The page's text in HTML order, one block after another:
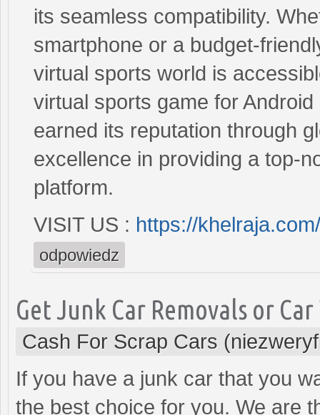
its seamless compatibility.
smartphone or a budget-
virtual sports world is
virtual sports game for
earned its reputation through
excellence in providing a top-
platform.
VISIT US : https://
odpowiedz
Get Junk Car Removals or
Cash For Scrap Cars
If you have a junk car that you
the best choice for you. We are